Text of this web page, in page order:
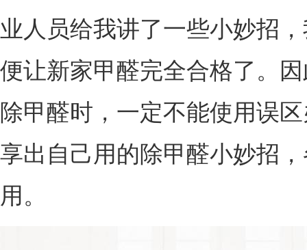
业人员给我讲了一些小妙招
便让新家甲醛完全合格了。
除甲醛时，一定不能使用误
享出自己用的除甲醛小妙招
用。